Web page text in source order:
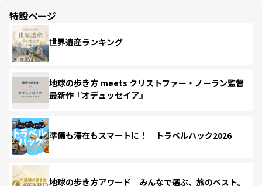
特設ページ
世界遺産ランキング
地球の歩き方 meets クリストファー・ノーラン監督
最新作『オデュッセイア』
準備も滞在もスマートに！ トラベルハック2026
地球の歩き方アワード みんなで選ぶ、旅のベスト。